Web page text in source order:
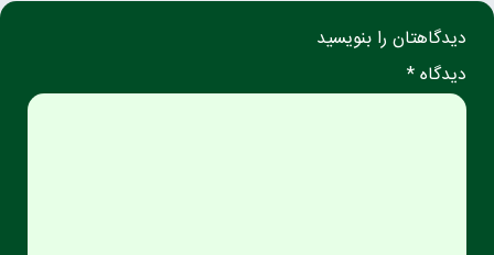
دیدگاهتان را بنویسید
دیدگاه *